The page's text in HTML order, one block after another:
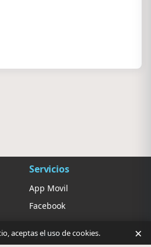
Servicios
App Movil
Facebook
Ajustes
aceptas el uso de cookies. ×